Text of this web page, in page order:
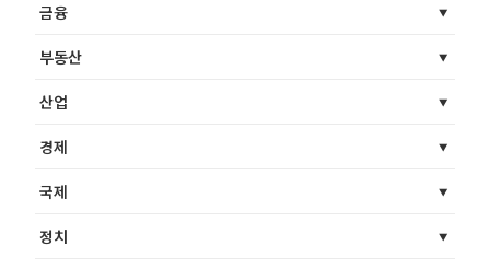
금융
부동산
산업
경제
국제
정치